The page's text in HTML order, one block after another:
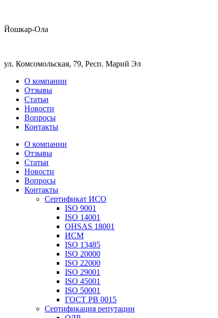
Йошкар-Ола
ул. Комсомольская, 79, Респ. Марий Эл
О компании
Отзывы
Статьи
Новости
Вопросы
Контакты
О компании
Отзывы
Статьи
Новости
Вопросы
Контакты
Сертификат ИСО
ISO 9001
ISO 14001
OHSAS 18001
ИСМ
ISO 13485
ISO 20000
ISO 22000
ISO 29001
ISO 45001
ISO 50001
ГОСТ РВ 0015
Сертификация репутации